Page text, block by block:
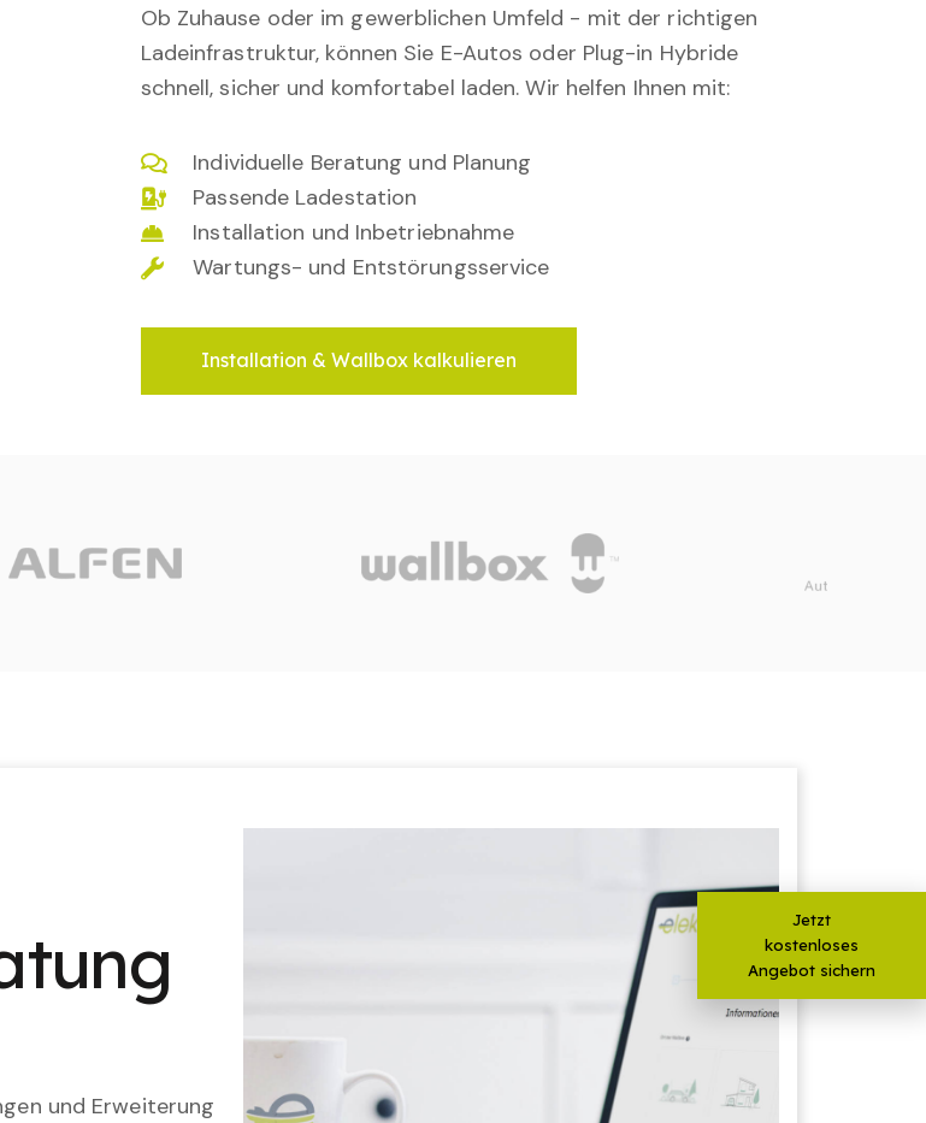
Ob Zuhause oder im gewerblichen Umfeld - mit der richtigen
Ladeinfrastruktur, können Sie E-Autos oder Plug-in Hybride
schnell, sicher und komfortabel laden. Wir helfen Ihnen mit:
Individuelle Beratung und Planung
Passende Ladestation
Installation und Inbetriebnahme
Wartungs- und Entstörungsservice
Installation & Wallbox kalkulieren
und Erweiterung
Jetzt
kostenloses
Angebot sichern